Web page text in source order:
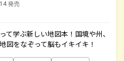
発売
て学ぶ新しい地図本！国境や州、
図をなぞって脳もイキイキ！